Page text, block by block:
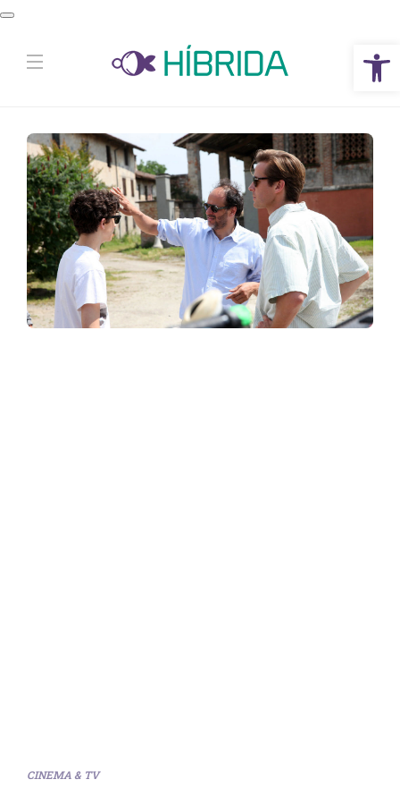
Abrir a barra de ferramentas
CINEMA & TV